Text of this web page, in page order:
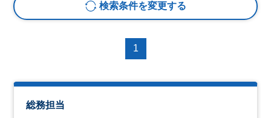
検索条件を変更する
1
総務担当